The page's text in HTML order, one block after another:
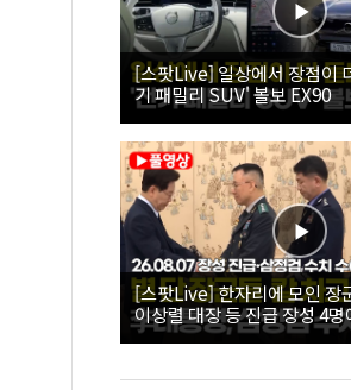
[스팟Live] 일상에서 장점이
기 패밀리 SUV' 볼보 EX90
[스팟Live] 한자리에 모인 장
이상렬 대장 등 진급 장성 4
직접 수여｜26.08.07 장성 진